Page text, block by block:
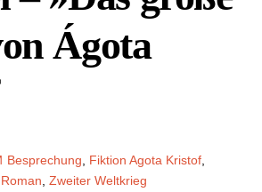
Ágota
Besprechung Fiktion Agota Kristof
Roman ,Zweiter Weltkrieg